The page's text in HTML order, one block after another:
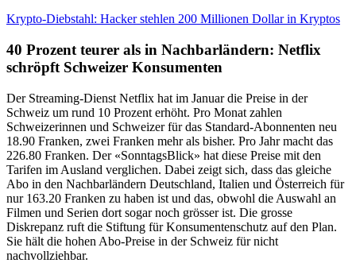
Krypto-Diebstahl: Hacker stehlen 200 Millionen Dollar in Kryptos
40 Prozent teurer als in Nachbarländern: Netflix
schröpft Schweizer Konsumenten
Der Streaming-Dienst Netflix hat im Januar die Preise in der
Schweiz um rund 10 Prozent erhöht. Pro Monat zahlen
Schweizerinnen und Schweizer für das Standard-Abonnenten neu
18.90 Franken, zwei Franken mehr als bisher. Pro Jahr macht das
226.80 Franken. Der «SonntagsBlick» hat diese Preise mit den
Tarifen im Ausland verglichen. Dabei zeigt sich, dass das gleiche
Abo in den Nachbarländern Deutschland, Italien und Österreich für
nur 163.20 Franken zu haben ist und das, obwohl die Auswahl an
Filmen und Serien dort sogar noch grösser ist. Die grosse
Diskrepanz ruft die Stiftung für Konsumentenschutz auf den Plan.
Sie hält die hohen Abo-Preise in der Schweiz für nicht
nachvollziehbar.